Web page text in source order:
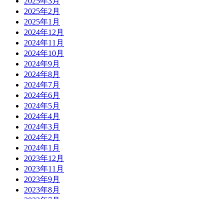
2025年2月
2025年1月
2024年12月
2024年11月
2024年10月
2024年9月
2024年8月
2024年7月
2024年6月
2024年5月
2024年4月
2024年3月
2024年2月
2024年1月
2023年12月
2023年11月
2023年9月
2023年8月